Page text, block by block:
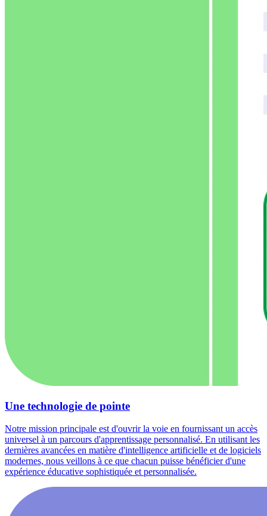
Une technologie de pointe
Notre mission principale est d'ouvrir la voie en fournissant un accès
universel à un parcours d'apprentissage personnalisé. En utilisant les
dernières avancées en matière d'intelligence artificielle et de logiciels
modernes, nous veillons à ce que chacun puisse bénéficier d'une
expérience éducative sophistiquée et personnalisée.